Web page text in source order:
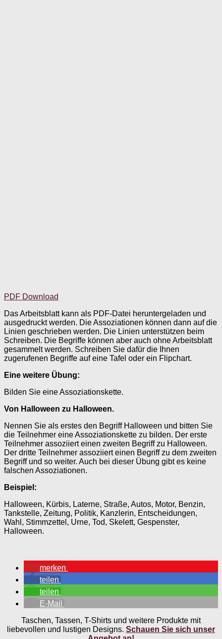
PDF Download
Das Arbeitsblatt kann als PDF-Datei heruntergeladen und
ausgedruckt werden. Die Assoziationen können dann auf die
Linien geschrieben werden. Die Linien unterstützen beim
Schreiben. Die Begriffe können aber auch ohne Arbeitsblatt
gesammelt werden. Schreiben Sie dafür die Ihnen
zugerufenen Begriffe auf eine Tafel oder ein Flipchart.
Eine weitere Übung:
Bilden Sie eine Assoziationskette.
Von Halloween zu Halloween.
Nennen Sie als erstes den Begriff Halloween und bitten Sie
die Teilnehmer eine Assoziationskette zu bilden. Der erste
Teilnehmer assoziiert einen zweiten Begriff zu Halloween.
Der dritte Teilnehmer assoziiert einen Begriff zu dem zweiten
Begriff und so weiter. Auch bei dieser Übung gibt es keine
falschen Assoziationen.
Beispiel:
Halloween, Kürbis, Laterne, Straße, Autos, Motor, Benzin,
Tankstelle, Zeitung, Politik, Kanzlerin, Entscheidungen,
Wahl, Stimmzettel, Urne, Tod, Skelett, Gespenster,
Halloween.
merken
teilen
teilen
E-Mail
Taschen, Tassen, T-Shirts und weitere Produkte mit
liebevollen und lustigen Designs. Schauen Sie sich unser